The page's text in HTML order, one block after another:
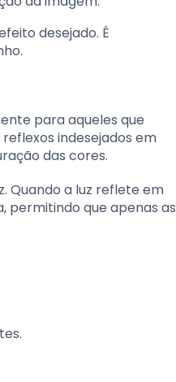
desejado. É
para aqueles que
indesejados em
das cores.
Quando a luz reflete em
permitindo que apenas as